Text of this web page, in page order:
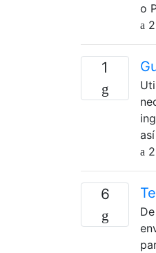
o
1
6